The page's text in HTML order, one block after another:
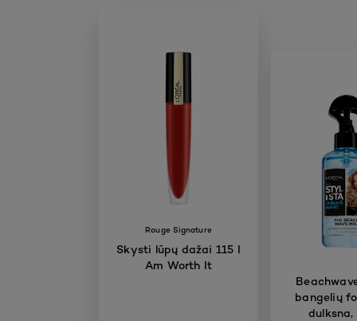
Rouge Signature
Skysti lūpų dažai 115 I
Am Worth It
bangelių